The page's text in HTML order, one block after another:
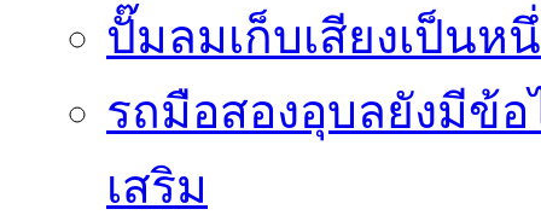
ปั๊มลมเก็บเสียงเป็น
รถมือสองอุบลยังมีข้อ
เสริม